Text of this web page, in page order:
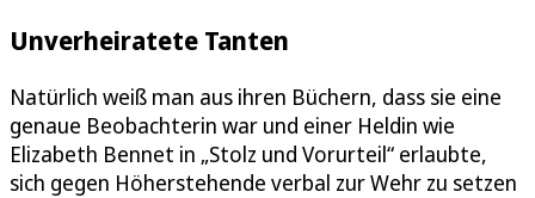
Unverheiratete Tanten
Natürlich weiß man aus ihren Büchern, dass sie eine
genaue Beobachterin war und einer Heldin wie
Elizabeth Bennet in „Stolz und Vorurteil“ erlaubte,
sich gegen Höherstehende verbal zur Wehr zu setzen